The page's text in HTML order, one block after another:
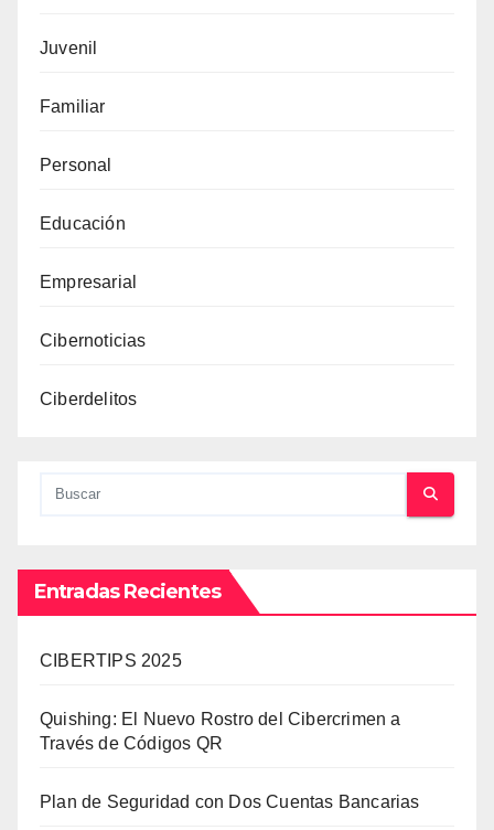
Juvenil
Familiar
Personal
Educación
Empresarial
Cibernoticias
Ciberdelitos
Entradas Recientes
CIBERTIPS 2025
Quishing: El Nuevo Rostro del Cibercrimen a
Través de Códigos QR
Plan de Seguridad con Dos Cuentas Bancarias